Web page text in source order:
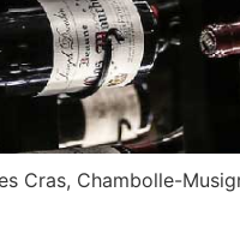
Cras, Chambolle-